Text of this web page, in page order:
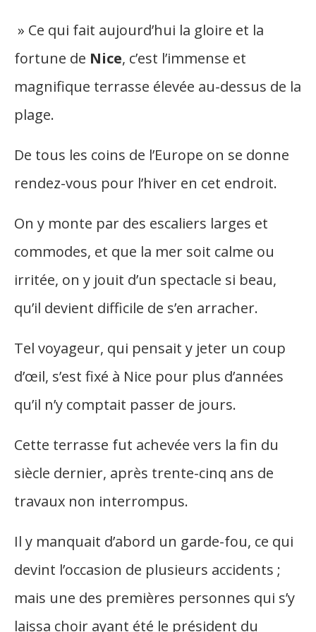
» Ce qui fait aujourd’hui la gloire et la
fortune de Nice, c’est l’immense et
magnifique terrasse élevée au-dessus de la
plage.
De tous les coins de l’Europe on se donne
rendez-vous pour l’hiver en cet endroit.
On y monte par des escaliers larges et
commodes, et que la mer soit calme ou
irritée, on y jouit d’un spectacle si beau,
qu’il devient difficile de s’en arracher.
Tel voyageur, qui pensait y jeter un coup
d’œil, s’est fixé à Nice pour plus d’années
qu’il n’y comptait passer de jours.
Cette terrasse fut achevée vers la fin du
siècle dernier, après trente-cinq ans de
travaux non interrompus.
Il y manquait d’abord un garde-fou, ce qui
devint l’occasion de plusieurs accidents ;
mais une des premières personnes qui s’y
laissa choir ayant été le président du